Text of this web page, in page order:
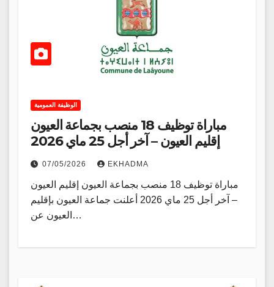
الوظيفة العمومية
مباراة توظيف 18 منصب بجماعة العيون
إقليم العيون – آخر أجل 25 ماي 2026
07/05/2026 EKHADMA
مباراة توظيف 18 منصب بجماعة العيون إقليم العيون
– آخر أجل 25 ماي 2026 أعلنت جماعة العيون بإقليم
العيون عن…